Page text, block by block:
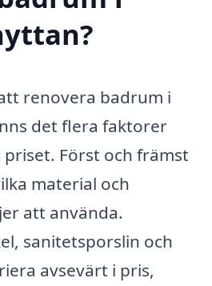
renovera badrum i
det flera faktorer
Först och främst
material och
att använda.
sanitetsporslin och
avsevärt i pris,